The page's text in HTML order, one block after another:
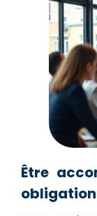
Être